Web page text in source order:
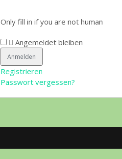
Only fill in if you are not human
Angemeldet bleiben
Registrieren
Passwort vergessen?